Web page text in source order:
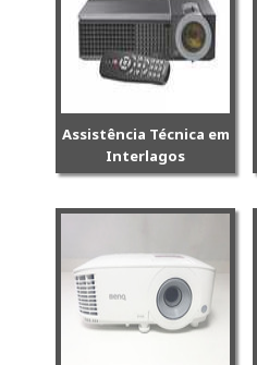
Assistência Técnica em
Interlagos